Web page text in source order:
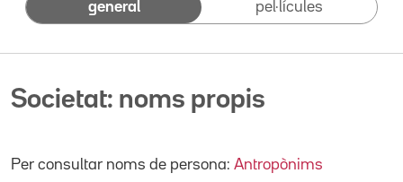
general pel·lícules
Societat: noms propis
Per consultar noms de persona: Antropònims